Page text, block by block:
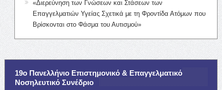
«Διερεύνηση των Γνώσεων και Στάσεων των
Επαγγελματιών Υγείας Σχετικά με τη Φροντίδα Ατόμων που
Βρίσκονται στο Φάσμα του Αυτισμού»
19ο Πανελλήνιο Επιστημονικό & Επαγγελματικό
Νοσηλευτικό Συνέδριο